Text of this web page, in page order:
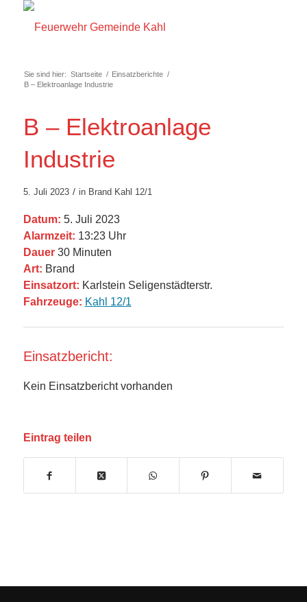
Sie sind hier: Startseite / Einsatzberichte /
B – Elektroanlage Industrie
B – Elektroanlage
Industrie
5. Juli 2023 / in Brand Kahl 12/1
Datum: 5. Juli 2023
Alarmzeit: 13:23 Uhr
Dauer30 Minuten
Art: Brand
Einsatzort: Karlstein Seligenstädterstr.
Fahrzeuge: Kahl 12/1
Einsatzbericht:
Kein Einsatzbericht vorhanden
Eintrag teilen